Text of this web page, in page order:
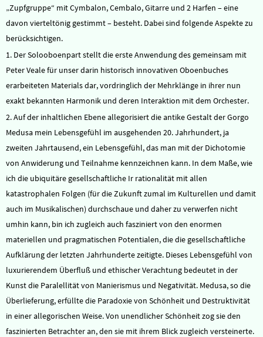
„Zupfgruppe“ mit Cymbalon, Cembalo, Gitarre und 2 Harfen – eine
davon vierteltönig gestimmt – besteht. Dabei sind folgende Aspekte zu
berücksichtigen.
1. Der Solooboenpart stellt die erste Anwendung des gemeinsam mit
Peter Veale für unser darin historisch innovativen Oboenbuches
erarbeiteten Materials dar, vordringlich der Mehrklänge in ihrer nun
exakt bekannten Harmonik und deren Interaktion mit dem Orchester.
2. Auf der inhaltlichen Ebene allegorisiert die antike Gestalt der Gorgo
Medusa mein Lebensgefühl im ausgehenden 20. Jahrhundert, ja
zweiten Jahrtausend, ein Lebensgefühl, das man mit der Dichotomie
von Anwiderung und Teilnahme kennzeichnen kann. In dem Maße, wie
ich die ubiquitäre gesellschaftliche Ir rationalität mit allen
katastrophalen Folgen (für die Zukunft zumal im Kulturellen und damit
auch im Musikalischen) durchschaue und daher zu verwerfen nicht
umhin kann, bin ich zugleich auch fasziniert von den enormen
materiellen und pragmatischen Potentialen, die die gesellschaftliche
Aufklärung der letzten Jahrhunderte zeitigte. Dieses Lebensgefühl von
luxurierendem Überfluß und ethischer Verachtung bedeutet in der
Kunst die Paralellität von Manierismus und Negativität. Medusa, so die
Überlieferung, erfüllte die Paradoxie von Schönheit und Destruktivität
in einer allegorischen Weise. Von unendlicher Schönheit zog sie den
faszinierten Betrachter an, den sie mit ihrem Blick zugleich versteinerte.